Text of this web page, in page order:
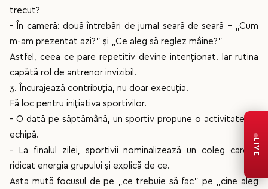
trecut?
- ⁠În cameră: două întrebări de jurnal seară de seară – „Cum
m-am prezentat azi?” și „Ce aleg să reglez mâine?”
Astfel, ceea ce pare repetitiv devine intenționat. Iar rutina
capătă rol de antrenor invizibil.
3. Încurajează contribuția, nu doar execuția.
Fă loc pentru inițiativa sportivilor.
- O dată pe săptămână, un sportiv propune o activitate de
echipă.
- ⁠La finalul zilei, sportivii nominalizează un coleg care a
ridicat energia grupului și explică de ce.
Asta mută focusul de pe „ce trebuie să fac” pe „cine aleg
LIVE